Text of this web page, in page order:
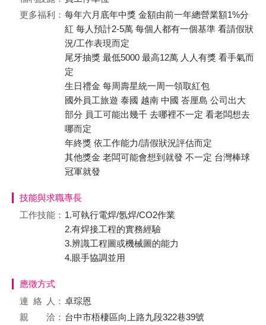
更多福利： 每年六月底年中獎 金額由前一年總營業額1%分
紅 每人預計2-5萬 每個人都有一個基準 看請假狀
況/工作表現而定
尾牙抽獎 最低5000 最高12萬 人人有獎 看手氣而
定
生日禮金 每周壽星統一周一領取紅包
國外員工旅遊 泰國 越南 中國 峇厘島 公司出大
部分 員工可能出幾千 去哪裡不一定 看老闆想去
哪而定
年終獎 依工作能力/請假狀況評估而定
其他獎金 老闆可能會想到就發 不一定 台灣棒球
冠軍就發
技能與求職專長
工作技能： 1.可執行電焊/氬焊/CO2作業
2.有焊接工程的實務經驗
3.辨識工程圖或機械圖的能力
4.眼手協調並用
應徵方式
連絡
人： 卓琮恩
親 洽： 台中市梧棲區向上路九段322巷39號